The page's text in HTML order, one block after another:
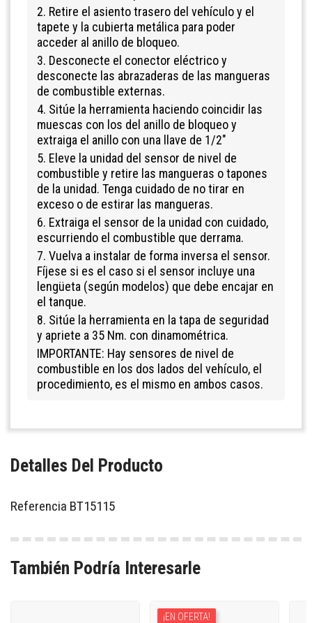
2. Retire el asiento trasero del vehículo y el
tapete y la cubierta metálica para poder
acceder al anillo de bloqueo.
3. Desconecte el conector eléctrico y
desconecte las abrazaderas de las mangueras
de combustible externas.
4. Sitúe la herramienta haciendo coincidir las
muescas con los del anillo de bloqueo y
extraiga el anillo con una llave de 1/2"
5. Eleve la unidad del sensor de nivel de
combustible y retire las mangueras o tapones
de la unidad. Tenga cuidado de no tirar en
exceso o de estirar las mangueras.
6. Extraiga el sensor de la unidad con cuidado,
escurriendo el combustible que derrama.
7. Vuelva a instalar de forma inversa el sensor.
Fíjese si es el caso si el sensor incluye una
lengüeta (según modelos) que debe encajar en
el tanque.
8. Sitúe la herramienta en la tapa de seguridad
y apriete a 35 Nm. con dinamométrica.
IMPORTANTE: Hay sensores de nivel de
combustible en los dos lados del vehículo, el
procedimiento, es el mismo en ambos casos.
Detalles Del Producto
Referencia BT15115
También Podría Interesarle
¡EN OFERTA!